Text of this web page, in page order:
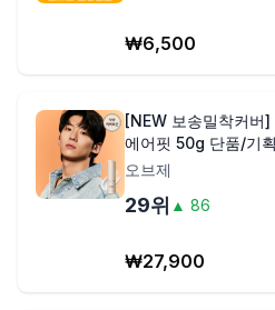
₩6,500
[NEW 보송밀착커버
에어핏 50g 단품/기
오브제
29위 ▲ 86
₩27,900